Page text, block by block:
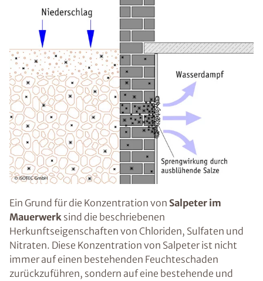
Ein Grund für die Konzentration von Salpeter im
Mauerwerk sind die beschriebenen
Herkunftseigenschaften von Chloriden, Sulfaten und
Nitraten. Diese Konzentration von Salpeter ist nicht
immer auf einen bestehenden Feuchteschaden
zurückzuführen, sondern auf eine bestehende und